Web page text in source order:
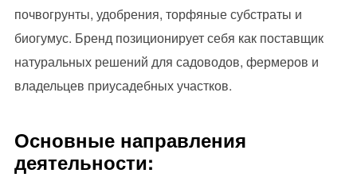
почвогрунты, удобрения, торфяные субстраты и
биогумус. Бренд позиционирует себя как поставщик
натуральных решений для садоводов, фермеров и
владельцев приусадебных участков.
Основные направления
деятельности: